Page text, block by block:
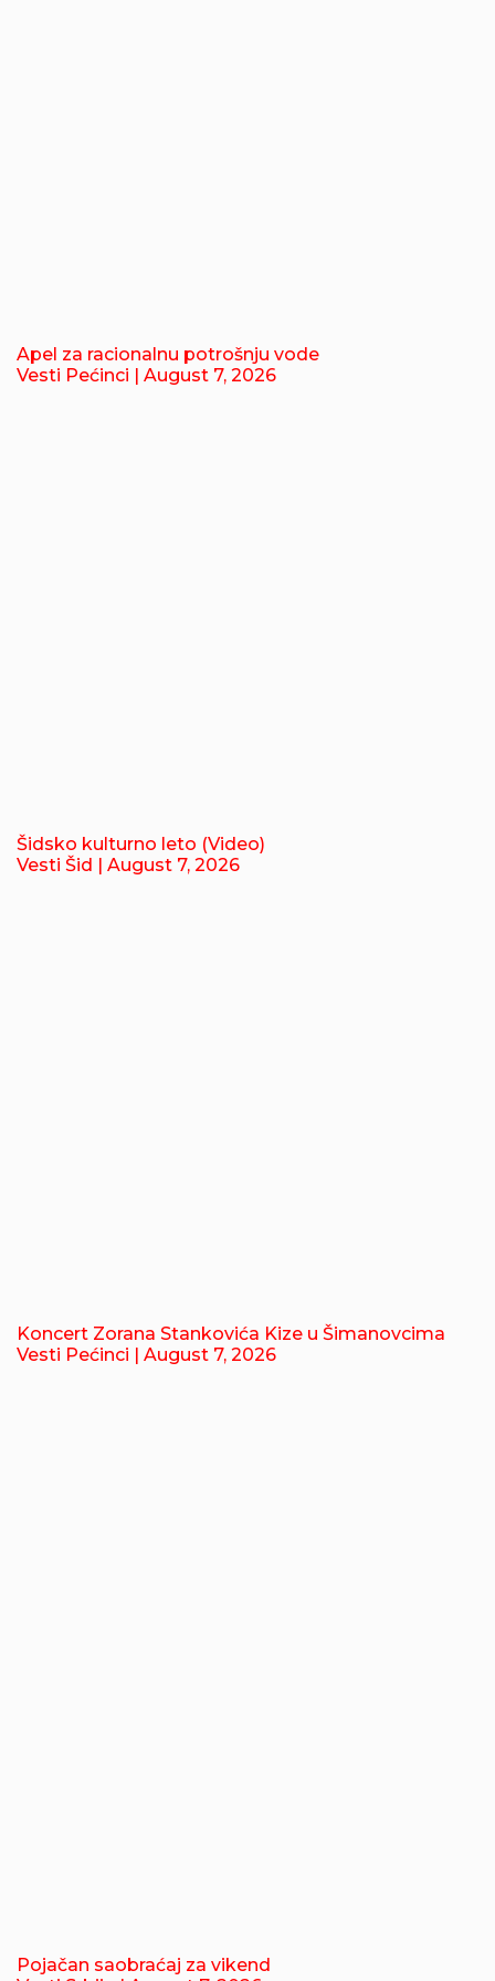
Apel za racionalnu potrošnju vode
Vesti Pećinci | August 7, 2026
Šidsko kulturno leto (Video)
Vesti Šid | August 7, 2026
Koncert Zorana Stankovića Kize u Šimanovcima
Vesti Pećinci | August 7, 2026
Pojačan saobraćaj za vikend